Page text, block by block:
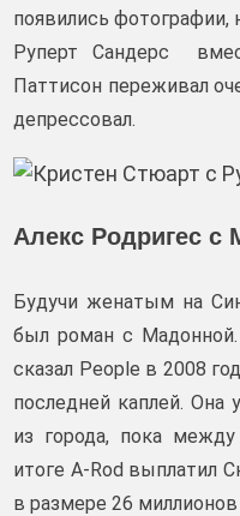
появились
Руперт Сандерс
Паттисон переживал
депрессовал.
Алекс Родригес с
Будучи женатым на
был роман с Мадонной.
сказал People в 2008
последней каплей. Она
из города, пока
итоге A-Rod выплатил
в размере 26 миллионов